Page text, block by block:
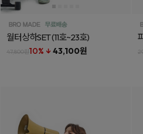
월터상하SET(11호~23호)
47,800원10% ↓ 43,100원